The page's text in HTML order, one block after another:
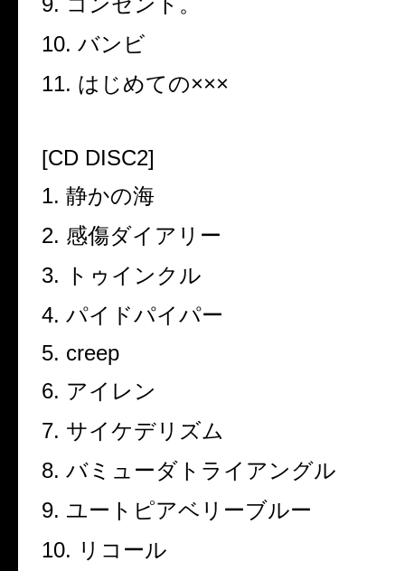
10. バンビ
11. はじめての×××
[CD DISC2]
1. 静かの海
2. 感傷ダイアリー
3.
トゥインクル
4. パイドパイパー
5. creep
6. アイレン
7. サイケデリズム
8. バミューダトライアングル
9. ユートピアベリーブルー
10. リコール